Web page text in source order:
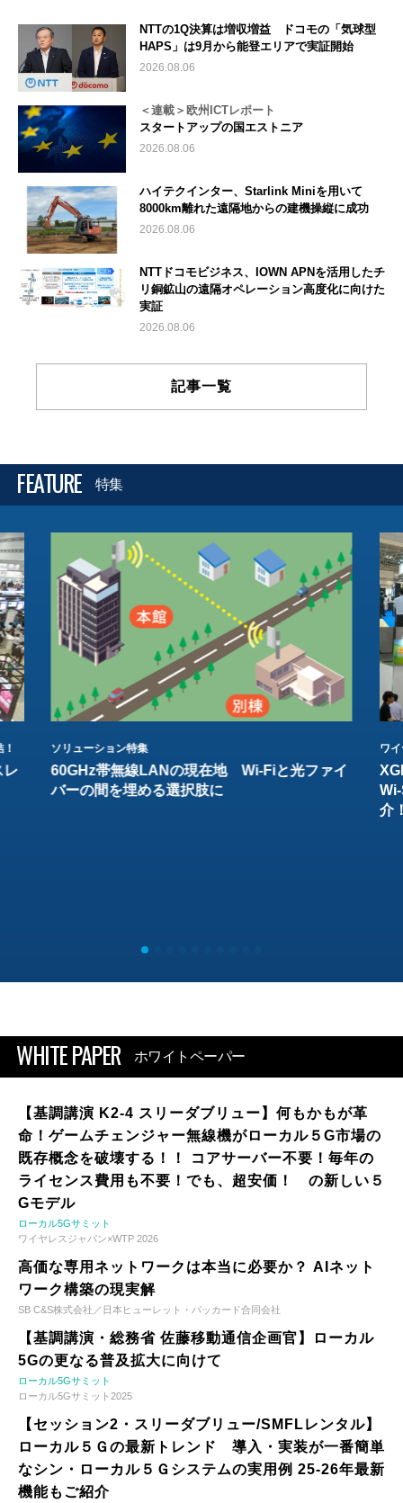
NTTの1Q決算は増収増益 ドコモの「気球型
HAPS」は9月から能登エリアで実証開始
2026.08.06
＜連載＞欧州ICTレポート
スタートアップの国エストニア
2026.08.06
ハイテクインター、Starlink Miniを用いて
8000km離れた遠隔地からの建機操縦に成功
2026.08.06
NTTドコモビジネス、IOWN APNを活用したチ
リ銅鉱山の遠隔オペレーション高度化に向けた
実証
2026.08.06
記事一覧
FEATURE 特集
レ
ソリューション特集
60GHz帯無線LANの現在地 Wi-Fiと光ファイ
バーの間を埋める選択肢に
ワ
介
WHITE PAPER ホワイトペーパー
【基調講演 K2-4 スリーダブリュー】何もかもが革
命！ゲームチェンジャー無線機がローカル５G市場の
既存概念を破壊する！！ コアサーバー不要！毎年の
ライセンス費用も不要！でも、超安価！ の新しい５
Gモデル
ローカル5Gサミット
ワイヤレスジャパン×WTP 2026
高価な専用ネットワークは本当に必要か？ AIネット
ワーク構築の現実解
SB C&S株式会社／日本ヒューレット・パッカード合同会社
【基調講演・総務省 佐藤移動通信企画官】ローカル
5Gの更なる普及拡大に向けて
ローカル5Gサミット
ローカル5Gサミット2025
【セッション2・スリーダブリュー/SMFLレンタル】
ローカル５Ｇの最新トレンド 導入・実装が一番簡単
なシン・ローカル５Ｇシステムの実用例 25-26年最新
機能もご紹介